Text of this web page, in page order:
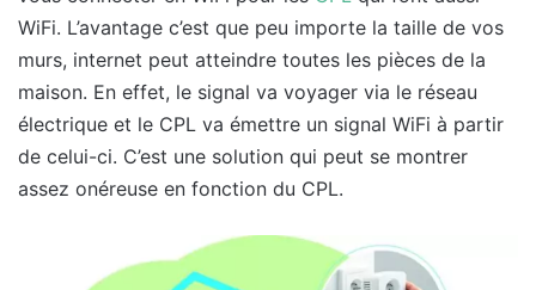
WiFi. L’avantage c’est que peu importe la taille de vos
murs, internet peut atteindre toutes les pièces de la
maison. En effet, le signal va voyager via le réseau
électrique et le CPL va émettre un signal WiFi à partir
de celui-ci. C’est une solution qui peut se montrer
assez onéreuse en fonction du CPL.